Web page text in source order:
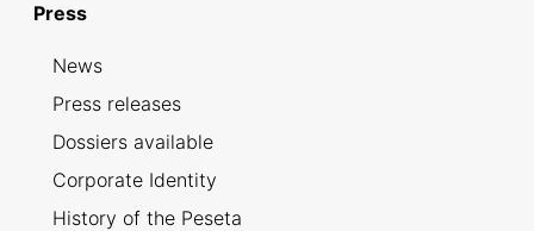
Press
News
Press releases
Dossiers available
Corporate Identity
History of the Peseta